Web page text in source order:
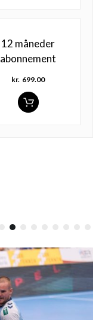
12 måneder
abonnement
kr. 699.00